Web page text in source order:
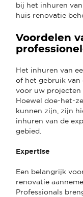
bij het inhuren
huis renovatie
Voordelen
Het inhuren van
of het gebruik
voor uw projecten
Hoewel doe-het-
kunnen zijn, zijn
inhuren van de
gebied.
Expertise
Een belangrijk
renovatie
Professionals